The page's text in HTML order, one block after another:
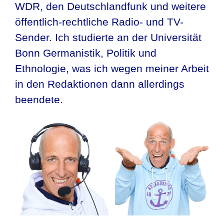
WDR, den Deutschlandfunk und weitere
öffentlich-rechtliche Radio- und TV-
Sender. Ich studierte an der Universität
Bonn Germanistik, Politik und
Ethnologie, was ich wegen meiner Arbeit
in den Redaktionen dann allerdings
beendete.